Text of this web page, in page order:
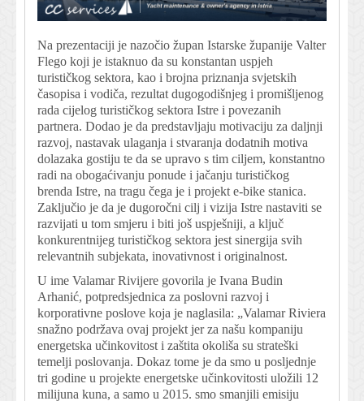
Na prezentaciji je nazočio župan Istarske županije Valter
Flego koji je istaknuo da su konstantan uspjeh
turističkog sektora, kao i brojna priznanja svjetskih
časopisa i vodiča, rezultat dugogodišnjeg i promišljenog
rada cijelog turističkog sektora Istre i povezanih
partnera. Dodao je da predstavljaju motivaciju za daljnji
razvoj, nastavak ulaganja i stvaranja dodatnih motiva
dolazaka gostiju te da se upravo s tim ciljem, konstantno
radi na obogaćivanju ponude i jačanju turističkog
brenda Istre, na tragu čega je i projekt e-bike stanica.
Zaključio je da je dugoročni cilj i vizija Istre nastaviti se
razvijati u tom smjeru i biti još uspješniji, a ključ
konkurentnijeg turističkog sektora jest sinergija svih
relevantnih subjekata, inovativnost i originalnost.
U ime Valamar Rivijere govorila je Ivana Budin
Arhanić, potpredsjednica za poslovni razvoj i
korporativne poslove koja je naglasila: „Valamar Riviera
snažno podržava ovaj projekt jer za našu kompaniju
energetska učinkovitost i zaštita okoliša su strateški
temelji poslovanja. Dokaz tome je da smo u posljednje
tri godine u projekte energetske učinkovitosti uložili 12
milijuna kuna, a samo u 2015. smo smanjili emisiju